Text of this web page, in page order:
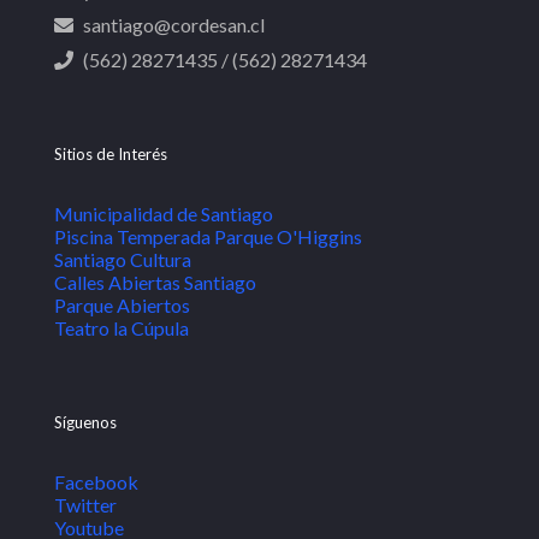
santiago@cordesan.cl
(562) 28271435 / (562) 28271434
Sitios de Interés
Municipalidad de Santiago
Piscina Temperada Parque O'Higgins
Santiago Cultura
Calles Abiertas Santiago
Parque Abiertos
Teatro la Cúpula
Síguenos
Facebook
Twitter
Youtube